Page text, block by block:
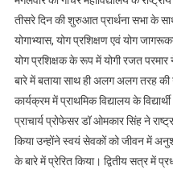
तीसरे दिन की शुरुआत प्रार्थना सभा के
योगाभ्यास, योग प्रशिक्षण एवं योग
योग प्रशिक्षक के रूप में योगी रजत
बारे में बताया साथ ही अलग अलग तरह
कार्यक्रम में प्राथमिक विद्यालय के
प्राचार्य प्रोफेसर डॉ ओमकार सिंह ने
किया उन्होंने स्वयं सेवकों को जीवन में
के बारे में प्रेरित किया। द्वितीय सत्र में